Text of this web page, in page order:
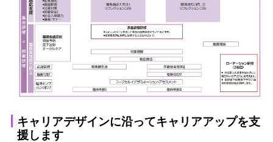
キャリアデザインに沿ってキャリアアップを支
援します